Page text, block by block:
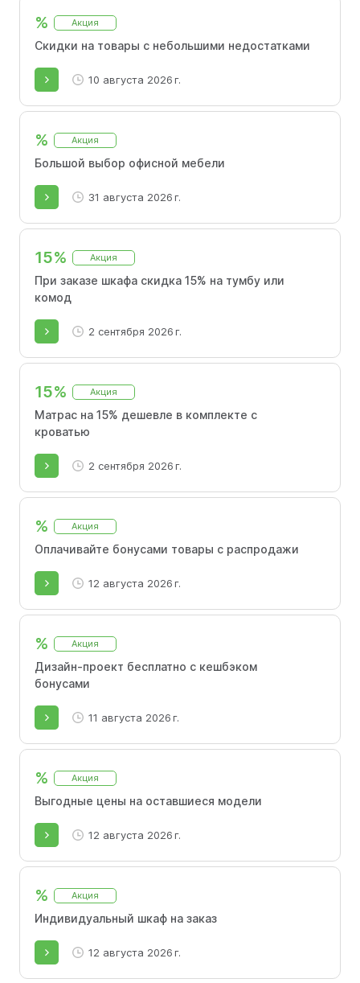
% Акция
Скидки на товары с небольшими недостатками
10 августа 2026 г.
% Акция
Большой выбор офисной мебели
31 августа 2026 г.
15% Акция
При заказе шкафа скидка 15% на тумбу или
комод
2 сентября 2026 г.
15% Акция
Матрас на 15% дешевле в комплекте с
кроватью
2 сентября 2026 г.
% Акция
Оплачивайте бонусами товары с распродажи
12 августа 2026 г.
% Акция
Дизайн-проект бесплатно с кешбэком
бонусами
11 августа 2026 г.
% Акция
Выгодные цены на оставшиеся модели
12 августа 2026 г.
% Акция
Индивидуальный шкаф на заказ
12 августа 2026 г.